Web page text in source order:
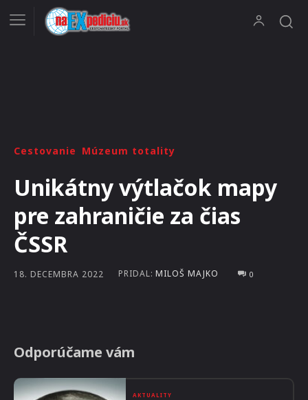
Cestovanie Múzeum totality
Unikátny výtlačok mapy
pre zahraničie za čias
ČSSR
18. DECEMBRA 2022 PRIDAL: MILOŠ MAJKO 0
Odporúčame vám
AKTUALITY